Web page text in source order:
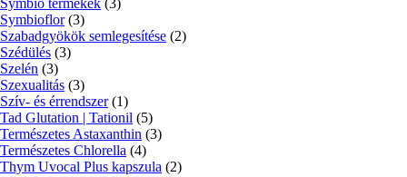
Symbioflor (3)
Szabadgyökök semlegesítése (2)
Szédülés (3)
Szelén (3)
Szexualitás (3)
Szív- és érrendszer (1)
Tad Glutation | Tationil (5)
Természetes Astaxanthin (3)
Természetes Chlorella (4)
Thym Uvocal Plus kapszula (2)